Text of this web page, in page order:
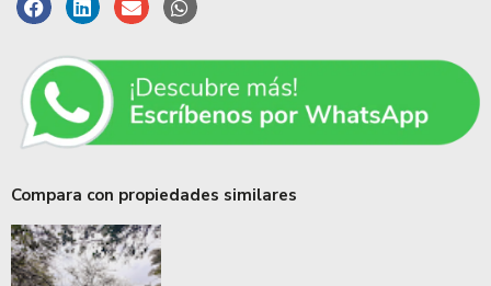
Compara con propiedades similares